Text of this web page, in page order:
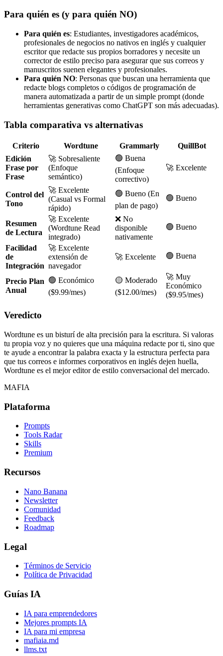
Para quién es (y para quién NO)
Para quién es: Estudiantes, investigadores académicos,
profesionales de negocios no nativos en inglés y cualquier
escritor que redacte sus propios borradores y necesite un
corrector de estilo preciso para asegurar que sus correos y
manuscritos suenen elegantes y profesionales.
Para quién NO: Personas que buscan una herramienta que
redacte blogs completos o códigos de programación de
manera automatizada a partir de un simple prompt (donde
herramientas generativas como ChatGPT son más adecuadas).
Tabla comparativa vs alternativas
Criterio Wordtune Grammarly
QuillBot
Edición
Frase por
Frase
🚀 Sobresaliente
(Enfoque
semántico)
🟢 Buena
(Enfoque
correctivo)
🚀 Excelente
Control del
Tono
🚀 Excelente
(Casual vs Formal
rápido)
🟢 Bueno (En
plan de pago)
🟢 Bueno
Resumen
de Lectura
🚀 Excelente
(Wordtune Read
integrado)
❌ No
disponible
nativamente
🟢 Bueno
Facilidad
de
Integración
🚀 Excelente
extensión de
navegador
🚀 Excelente 🟢 Buena
Precio Plan
Anual
🟢 Económico
($9.99/mes)
🟡 Moderado
($12.00/mes)
🚀 Muy
Económico
($9.95/mes)
Veredicto
Wordtune es un bisturí de alta precisión para la escritura. Si valoras
tu propia voz y no quieres que una máquina redacte por ti, sino que
te ayude a encontrar la palabra exacta y la estructura perfecta para
que tus correos e informes corporativos en inglés dejen huella,
Wordtune es el mejor editor de estilo conversacional del mercado.
MAFIA
Plataforma
Prompts
Tools Radar
Skills
Premium
Recursos
Nano Banana
Newsletter
Comunidad
Feedback
Roadmap
Legal
Términos de Servicio
Política de Privacidad
Guías IA
IA para emprendedores
Mejores prompts IA
IA para mi empresa
mafiaia.md
llms.txt